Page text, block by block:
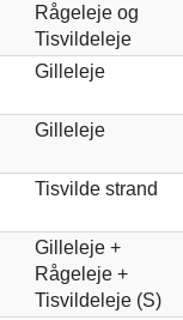
Rågeleje og
Tisvildeleje
Gilleleje
Gilleleje
Tisvilde strand
Gilleleje +
Rågeleje +
Tisvildeleje (S)